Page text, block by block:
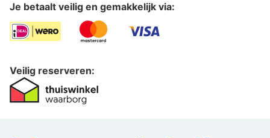
Je betaalt veilig en gemakkelijk via:
Veilig reserveren: